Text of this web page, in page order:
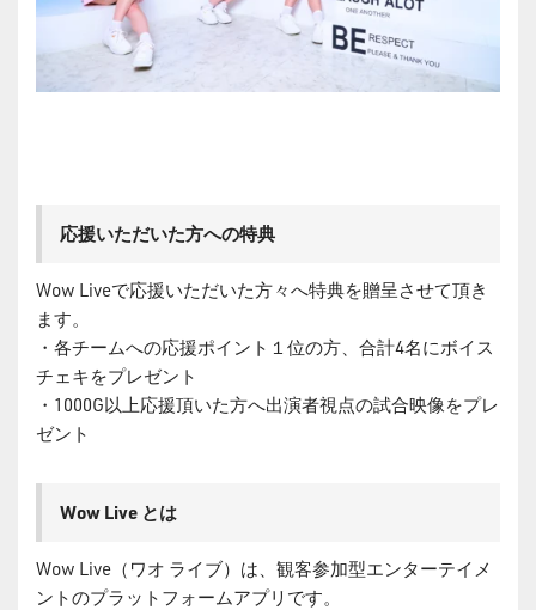
応援いただいた方への特典
Wow Liveで応援いただいた方々へ特典を贈呈させて頂き
ます。
・各チームへの応援ポイント１位の方、合計4名にボイス
チェキをプレゼント
・1000G以上応援頂いた方へ出演者視点の試合映像をプレ
ゼント
Wow Live とは
Wow Live（ワオ ライブ）は、観客参加型エンターテイメ
ントのプラットフォームアプリです。